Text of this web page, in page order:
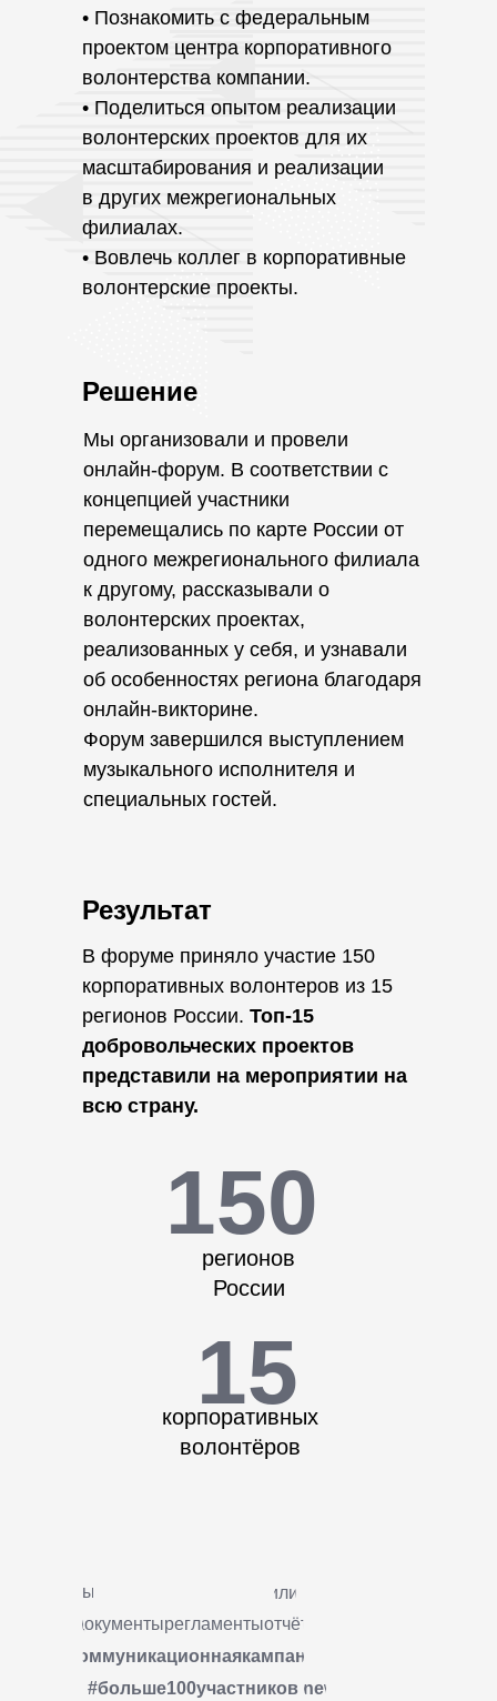
• Познакомить с федеральным
проектом центра корпоративного
волонтерства компании.
• Поделиться опытом реализации
волонтерских проектов для их
масштабирования и реализации
в других межрегиональных
филиалах.
• Вовлечь коллег в корпоративные
волонтерские проекты.
Решение
Мы организовали и провели
онлайн-форум. В соответствии с
концепцией участники
перемещались по карте России от
одного межрегионального филиала
к другому, рассказывали о
волонтерских проектах,
реализованных у себя, и узнавали
об особенностях региона благодаря
онлайн-викторине.
Форум завершился выступлением
музыкального исполнителя и
специальных гостей.
Результат
150
корпоративных
волонтёров
В форуме приняло участие 150
корпоративных волонтеров из 15
регионов России. Топ-15
добровольческих проектов
представили на мероприятии на
всю страну.
15
регионов
России
#грантовыйконкурс
#больше100участников
#документырегламентыотчёты
#коммуникационнаякампания
#фасилитация
#new